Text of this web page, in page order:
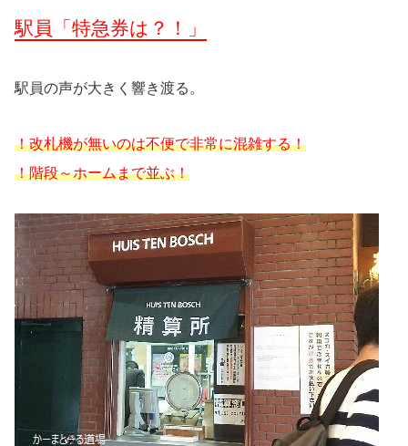
駅員「特急券は？！」
駅員の声が大きく響き渡る。
！改札機が無いのは不便で非常に混雑する！
！階段～ホームまで並ぶ！